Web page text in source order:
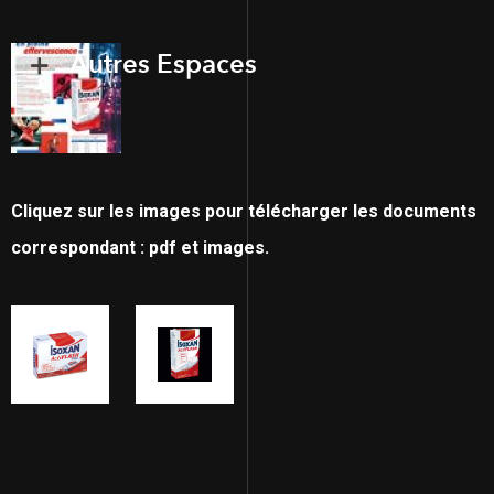
Autres Espaces
Cliquez sur les images pour télécharger les documents
correspondant : pdf et images.